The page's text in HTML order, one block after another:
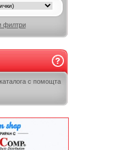
филтри
с помощта